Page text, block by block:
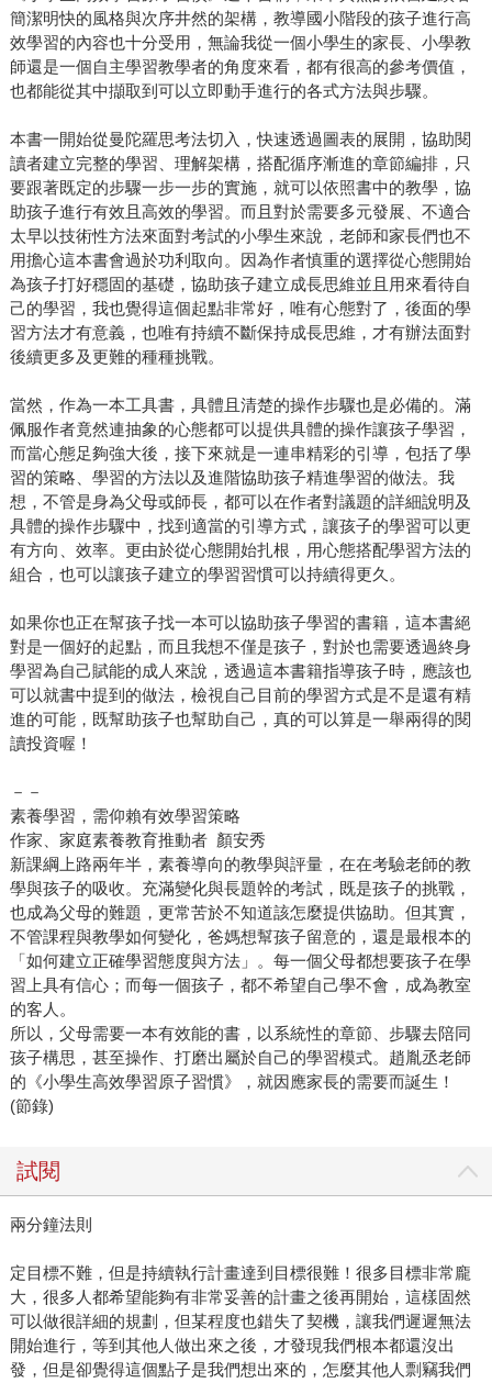
簡潔明快的風格與次序井然的架構，教導國小階段的孩子進行高
效學習的內容也十分受用，無論我從一個小學生的家長、小學教
師還是一個自主學習教學者的角度來看，都有很高的參考價值，
也都能從其中擷取到可以立即動手進行的各式方法與步驟。
本書一開始從曼陀羅思考法切入，快速透過圖表的展開，協助閱
讀者建立完整的學習、理解架構，搭配循序漸進的章節編排，只
要跟著既定的步驟一步一步的實施，就可以依照書中的教學，協
助孩子進行有效且高效的學習。而且對於需要多元發展、不適合
太早以技術性方法來面對考試的小學生來說，老師和家長們也不
用擔心這本書會過於功利取向。因為作者慎重的選擇從心態開始
為孩子打好穩固的基礎，協助孩子建立成長思維並且用來看待自
己的學習，我也覺得這個起點非常好，唯有心態對了，後面的學
習方法才有意義，也唯有持續不斷保持成長思維，才有辦法面對
後續更多及更難的種種挑戰。
當然，作為一本工具書，具體且清楚的操作步驟也是必備的。滿
佩服作者竟然連抽象的心態都可以提供具體的操作讓孩子學習，
而當心態足夠強大後，接下來就是一連串精彩的引導，包括了學
習的策略、學習的方法以及進階協助孩子精進學習的做法。我
想，不管是身為父母或師長，都可以在作者對議題的詳細說明及
具體的操作步驟中，找到適當的引導方式，讓孩子的學習可以更
有方向、效率。更由於從心態開始扎根，用心態搭配學習方法的
組合，也可以讓孩子建立的學習習慣可以持續得更久。
如果你也正在幫孩子找一本可以協助孩子學習的書籍，這本書絕
對是一個好的起點，而且我想不僅是孩子，對於也需要透過終身
學習為自己賦能的成人來說，透過這本書籍指導孩子時，應該也
可以就書中提到的做法，檢視自己目前的學習方式是不是還有精
進的可能，既幫助孩子也幫助自己，真的可以算是一舉兩得的閱
讀投資喔！
－－
素養學習，需仰賴有效學習策略
作家、家庭素養教育推動者 顏安秀
新課綱上路兩年半，素養導向的教學與評量，在在考驗老師的教
學與孩子的吸收。充滿變化與長題幹的考試，既是孩子的挑戰，
也成為父母的難題，更常苦於不知道該怎麼提供協助。但其實，
不管課程與教學如何變化，爸媽想幫孩子留意的，還是最根本的
「如何建立正確學習態度與方法」。每一個父母都想要孩子在學
習上具有信心；而每一個孩子，都不希望自己學不會，成為教室
的客人。
所以，父母需要一本有效能的書，以系統性的章節、步驟去陪同
孩子構思，甚至操作、打磨出屬於自己的學習模式。趙胤丞老師
的《小學生高效學習原子習慣》，就因應家長的需要而誕生！
(節錄)
試閱
兩分鐘法則
定目標不難，但是持續執行計畫達到目標很難！很多目標非常龐
大，很多人都希望能夠有非常妥善的計畫之後再開始，這樣固然
可以做很詳細的規劃，但某程度也錯失了契機，讓我們遲遲無法
開始進行，等到其他人做出來之後，才發現我們根本都還沒出
發，但是卻覺得這個點子是我們想出來的，怎麼其他人剽竊我們